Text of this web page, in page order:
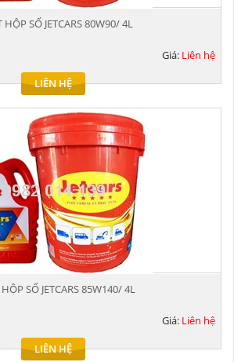
HỘP SỐ JETCARS 80W90/ 4L
Giá: Liên hệ
LIÊN HỆ
SỐ JETCARS 85W140/ 4L
Giá: Liên hệ
LIÊN HỆ